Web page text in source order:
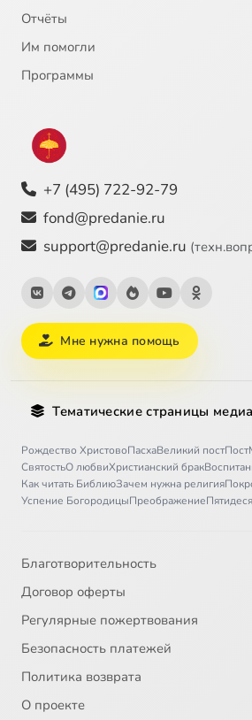
Отчёты
Им помогли
Программы
+7 (495) 722-92-79
fond@predanie.ru
support@predanie.ru
Мне нужна помощь
Тематические страницы
Рождество ХристовоПасхаВеликий постПост
СвятостьО любвиХристианский брак
Как читать БиблиюЗачем нужна религия
Успение БогородицыПреображение
Благотворительность
Договор оферты
Регулярные пожертвования
Безопасность платежей
Политика возврата
О проекте